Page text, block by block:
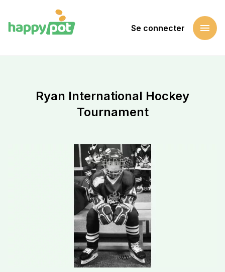
Se connecter menu
Ryan International Hockey
Tournament